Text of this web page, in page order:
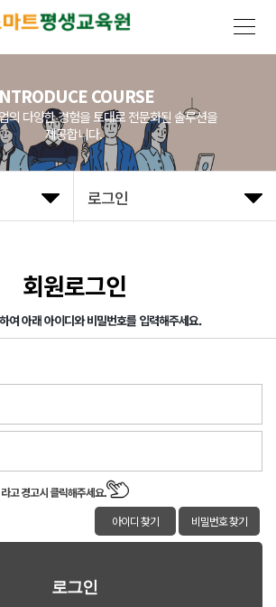
COURSE
의 다양한 경험을 토대로 전문화된 솔루션을
제공합니다.
로그인
회원로그인
여 아래 아이디와 비밀번호를 입력해주세요.
고 경고시 클릭해주세요.
아이디 찾기
비밀번호 찾기